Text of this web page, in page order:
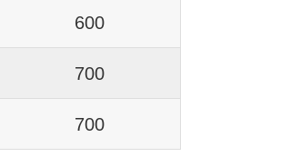
600
700
700